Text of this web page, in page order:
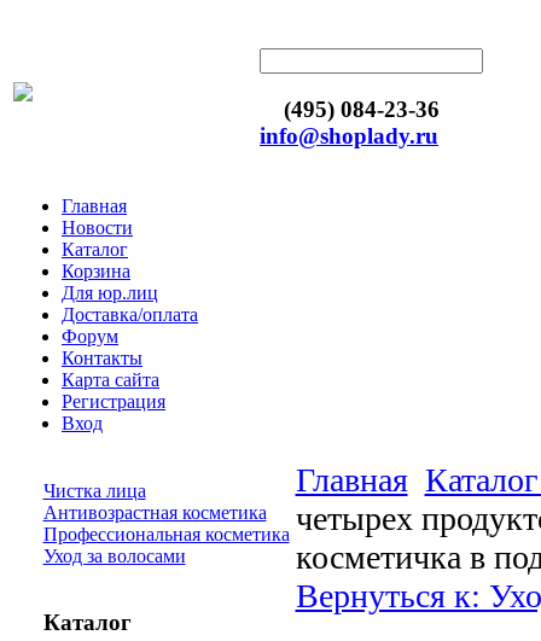
(495) 084-23-36
info@shoplady.ru
Главная
Новости
Каталог
Корзина
Для юр.лиц
Доставка/оплата
Форум
Контакты
Карта сайта
Регистрация
Вход
Чистка лица
Антивозрастная косметика
Профессиональная косметика
Уход за волосами
Каталог
Главная
четырех
косметичка в
Вернуться к: